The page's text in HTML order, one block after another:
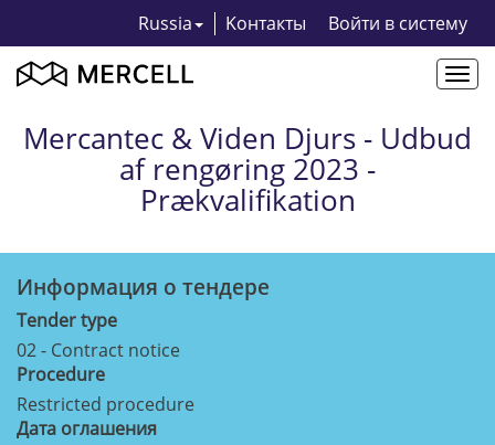
Russia Kонтакты Bойти в систему
Mercantec & Viden Djurs - Udbud
af rengøring 2023 -
Prækvalifikation
Информация о тендерe
Tender type
02 - Contract notice
Procedure
Restricted procedure
Дата оглашения